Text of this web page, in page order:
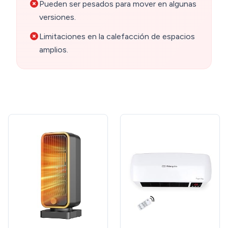
Pueden ser pesados para mover en algunas
versiones.
Limitaciones en la calefacción de espacios
amplios.